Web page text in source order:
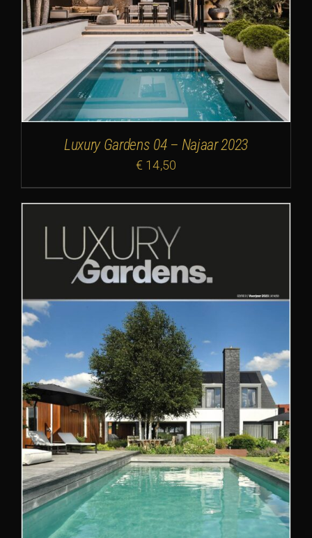
Luxury Gardens 04 – Najaar 2023
€ 14,50